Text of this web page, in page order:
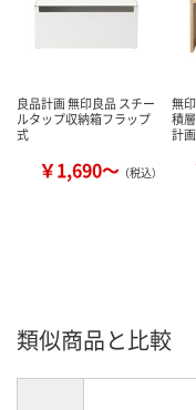
良品計画 無印良品 スチー
ルタップ収納箱フラップ
式
￥1,690～ （税込）
無
積
計画
類似商品と比較